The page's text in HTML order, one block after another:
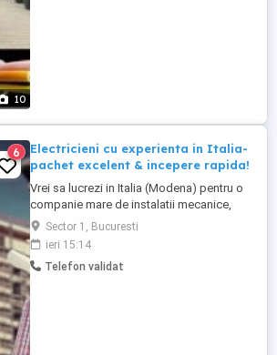
10
6
Electricieni cu experienta in Italia-
pachet excelent & incepere rapida!
Vrei sa lucrezi in Italia (Modena) pentru o
companie mare de instalatii mecanice,
electrice si mentenanta industriala? Daca
esti electrician cu experienta, te asteptam
in una din cele trei fabrici ale companiei!
Se cere limba italiana la nivel de baza.
Sector 1, Bucuresti
ieri 15:14
Telefon validat